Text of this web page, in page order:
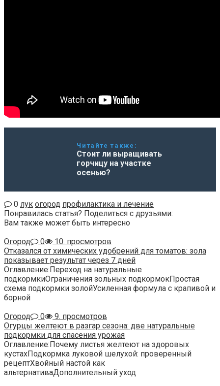
Читайте также:
Стоит ли выращивать
горчицу на участке
осенью?
0 лук огород профилактика и лечение
Понравилась статья? Поделиться с друзьями:
Вам также может быть интересно
Огород
0
10. просмотров
Отказался от химических удобрений для томатов: зола
показывает результат через 7 дней
Оглавление:Переход на натуральные
подкормкиОграничения зольных подкормокПростая
схема подкормки золойУсиленная формула с крапивой и
борной
Огород
0
9. просмотров
Огурцы желтеют в разгар сезона: две натуральные
подкормки для спасения урожая
Оглавление:Почему листья желтеют на здоровых
кустахПодкормка луковой шелухой: проверенный
рецептХвойный настой как
альтернативаДополнительный уход